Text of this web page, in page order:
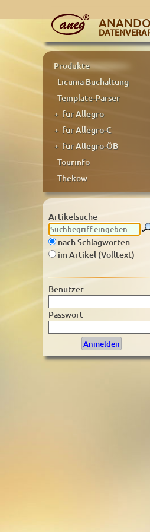
Produkte
Licunia Buchaltung
Template-Parser
+ für Allegro
+ für Allegro-C
+ für Allegro-ÖB
Tourinfo
Thekow
Artikelsuche
nach Schlagworten
im Artikel (Volltext)
Benutzer
Passwort